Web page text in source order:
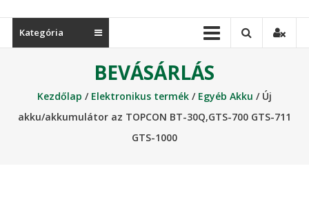
akku.com
Kategória
BEVÁSÁRLÁS
Kezdőlap / Elektronikus termék/ Egyéb Akku / Új
akku/akkumulátor az TOPCON BT-30Q,GTS-700 GTS-711
GTS-1000